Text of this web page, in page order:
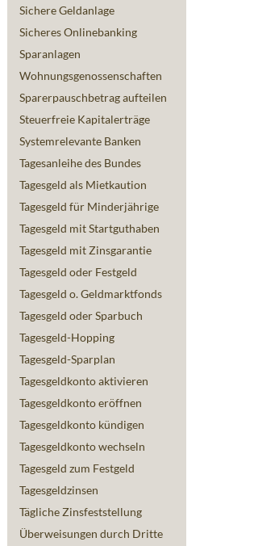
Sichere Geldanlage
Sicheres Onlinebanking
Sparanlagen
Wohnungsgenossenschaften
Sparerpauschbetrag aufteilen
Steuerfreie Kapitalerträge
Systemrelevante Banken
Tagesanleihe des Bundes
Tagesgeld als Mietkaution
Tagesgeld für Minderjährige
Tagesgeld mit Startguthaben
Tagesgeld mit Zinsgarantie
Tagesgeld oder Festgeld
Tagesgeld o. Geldmarktfonds
Tagesgeld oder Sparbuch
Tagesgeld-Hopping
Tagesgeld-Sparplan
Tagesgeldkonto aktivieren
Tagesgeldkonto eröffnen
Tagesgeldkonto kündigen
Tagesgeldkonto wechseln
Tagesgeld zum Festgeld
Tagesgeldzinsen
Tägliche Zinsfeststellung
Überweisungen durch Dritte